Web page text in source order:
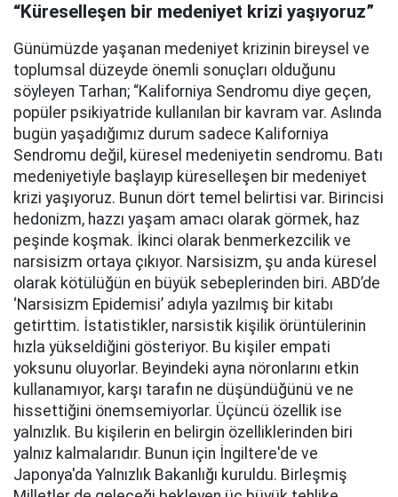
“Küreselleşen bir medeniyet krizi yaşıyoruz”
Günümüzde yaşanan medeniyet krizinin bireysel ve
toplumsal düzeyde önemli sonuçları olduğunu
söyleyen Tarhan; “Kaliforniya Sendromu diye geçen,
popüler psikiyatride kullanılan bir kavram var. Aslında
bugün yaşadığımız durum sadece Kaliforniya
Sendromu değil, küresel medeniyetin sendromu. Batı
medeniyetiyle başlayıp küreselleşen bir medeniyet
krizi yaşıyoruz. Bunun dört temel belirtisi var. Birincisi
hedonizm, hazzı yaşam amacı olarak görmek, haz
peşinde koşmak. İkinci olarak benmerkezcilik ve
narsisizm ortaya çıkıyor. Narsisizm, şu anda küresel
olarak kötülüğün en büyük sebeplerinden biri. ABD’de
‘Narsisizm Epidemisi’ adıyla yazılmış bir kitabı
getirttim. İstatistikler, narsistik kişilik örüntülerinin
hızla yükseldiğini gösteriyor. Bu kişiler empati
yoksunu oluyorlar. Beyindeki ayna nöronlarını etkin
kullanamıyor, karşı tarafın ne düşündüğünü ve ne
hissettiğini önemsemiyorlar. Üçüncü özellik ise
yalnızlık. Bu kişilerin en belirgin özelliklerinden biri
yalnız kalmalarıdır. Bunun için İngiltere'de ve
Japonya'da Yalnızlık Bakanlığı kuruldu. Birleşmiş